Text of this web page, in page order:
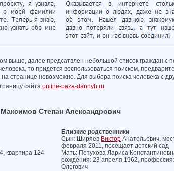
выше, далее предсатвлен небольшой список граждан
то придется воспользоваться поиском,
странице невозможно. Для выбора поиска человека с
сайта online-baza-dannyh.ru
Максимов Степан Александрович
квартира 124
Близкие родственники
Сын: Ширяев Виктор Анатольевич,
февраля 2011, посещает детский сад
Мать: Петухова Лариса
рождения: 23 апреля 1962,
Олегович